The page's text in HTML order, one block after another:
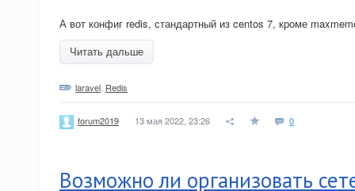
А вот конфиг redis, стандартный из centos 7, кроме
Читать дальше
laravel Redis
forum2019 13 мая 2022, 23:26 0
Возможно ли организовать